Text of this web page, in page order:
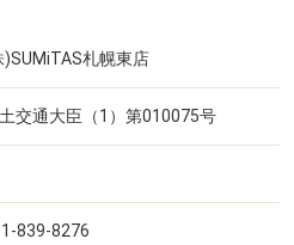
！
とをご存知ですか？
、、というお客様の多くがご
)SUMiTAS札幌東店
交通大臣（1）第010075号
839-8276